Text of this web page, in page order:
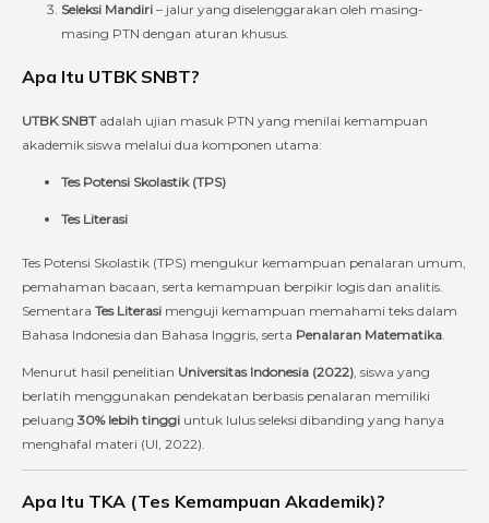
Seleksi Mandiri – jalur yang diselenggarakan oleh masing-
masing PTN dengan aturan khusus.
Apa Itu UTBK SNBT?
UTBK SNBTadalah ujian masuk PTN yang menilai kemampuan
akademik siswa melalui dua komponen utama:
Tes Potensi Skolastik (TPS)
Tes Literasi
Tes Potensi Skolastik (TPS) mengukur kemampuan penalaran umum,
pemahaman bacaan, serta kemampuan berpikir logis dan analitis.
Sementara Tes Literasi menguji kemampuan memahami teks dalam
Bahasa Indonesia dan Bahasa Inggris, serta Penalaran Matematika
Menurut hasil penelitian Universitas Indonesia (2022) , siswa yang
berlatih menggunakan pendekatan berbasis penalaran memiliki
peluang 30% lebih tinggi untuk lulus seleksi dibanding yang hanya
menghafal materi (UI, 2022).
Apa Itu TKA (Tes Kemampuan Akademik)?